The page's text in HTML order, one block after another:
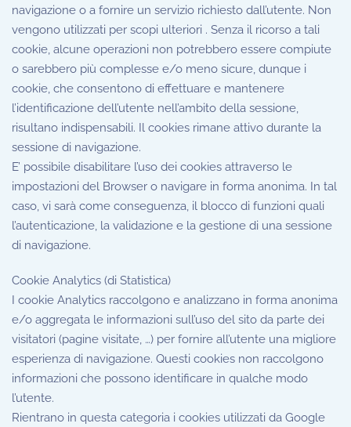
navigazione o a fornire un servizio richiesto dall’utente. Non
vengono utilizzati per scopi ulteriori . Senza il ricorso a tali
cookie, alcune operazioni non potrebbero essere compiute
o sarebbero più complesse e/o meno sicure, dunque i
cookie, che consentono di effettuare e mantenere
l’identificazione dell’utente nell’ambito della sessione,
risultano indispensabili. Il cookies rimane attivo durante la
sessione di navigazione.
E’ possibile disabilitare l’uso dei cookies attraverso le
impostazioni del Browser o navigare in forma anonima. In tal
caso, vi sarà come conseguenza, il blocco di funzioni quali
l’autenticazione, la validazione e la gestione di una sessione
di navigazione.
Cookie Analytics (di Statistica)
I cookie Analytics raccolgono e analizzano in forma anonima
e/o aggregata le informazioni sull’uso del sito da parte dei
visitatori (pagine visitate, …) per fornire all’utente una migliore
esperienza di navigazione. Questi cookies non raccolgono
informazioni che possono identificare in qualche modo
l’utente.
Rientrano in questa categoria i cookies utilizzati da Google